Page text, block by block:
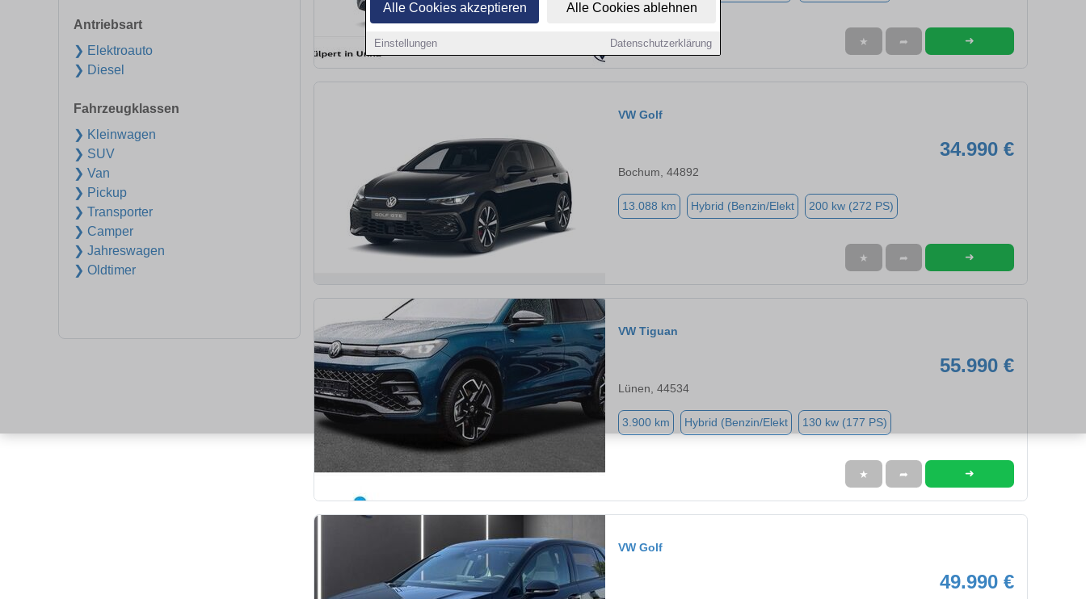
Alle Cookies akzeptieren Alle Cookies ablehnen
Einstellungen Datenschutzerklärung
Antriebsart
❯ Elektroauto
❯ Diesel
Fahrzeugklassen
❯ Kleinwagen
❯ SUV
❯ Van
❯ Pickup
❯ Transporter
❯ Camper
❯ Jahreswagen
❯ Oldtimer
★ ➦ ➜
VW Golf
34.990 €
Bochum, 44892
13.088 km Hybrid (Benzin/Elekt 200 kw (272 PS)
★ ➦ ➜
VW Tiguan
55.990 €
Lünen, 44534
3.900 km Hybrid (Benzin/Elekt 130 kw (177 PS)
★ ➦ ➜
VW Golf
49.990 €